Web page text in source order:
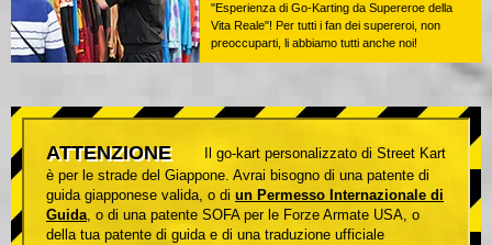
"Esperienza di Go-Karting da Supereroe della
Vita Reale"! Per tutti i fan dei supereroi, non
preoccuparti, li abbiamo tutti anche noi!
ATTENZIONE
Il go-kart personalizzato di Street Kart
è per le strade del Giappone. Avrai bisogno di una patente di
guida giapponese valida, o di un Permesso Internazionale di
Guida, o di una patente SOFA per le Forze Armate USA, o
della tua patente di guida e di una traduzione ufficiale